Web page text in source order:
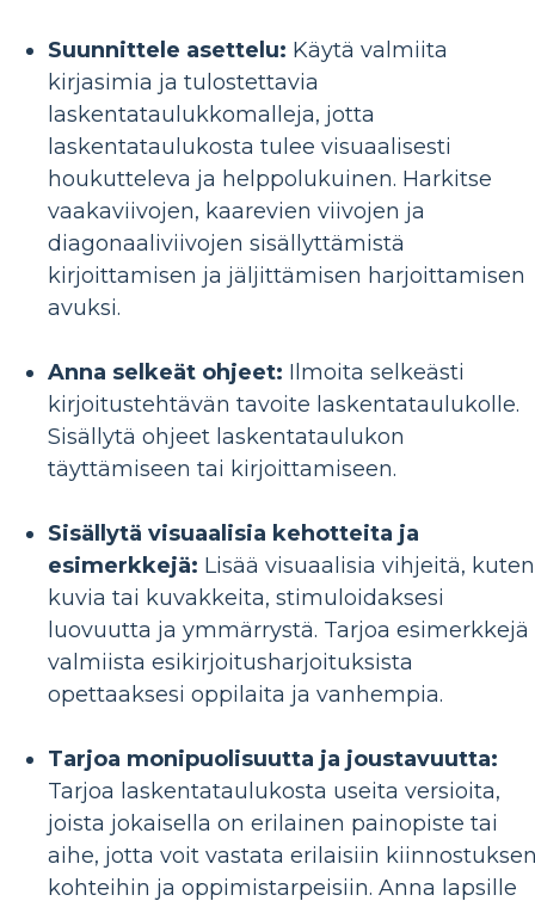
Suunnittele asettelu: Käytä valmiita
kirjasimia ja tulostettavia
laskentataulukkomalleja, jotta
laskentataulukosta tulee visuaalisesti
houkutteleva ja helppolukuinen. Harkitse
vaakaviivojen, kaarevien viivojen ja
diagonaaliviivojen sisällyttämistä
kirjoittamisen ja jäljittämisen harjoittamisen
avuksi.
Anna selkeät ohjeet: Ilmoita selkeästi
kirjoitustehtävän tavoite laskentataulukolle.
Sisällytä ohjeet laskentataulukon
täyttämiseen tai kirjoittamiseen.
Sisällytä visuaalisia kehotteita ja
esimerkkejä: Lisää visuaalisia vihjeitä, kuten
kuvia tai kuvakkeita, stimuloidaksesi
luovuutta ja ymmärrystä. Tarjoa esimerkkejä
valmiista esikirjoitusharjoituksista
opettaaksesi oppilaita ja vanhempia.
Tarjoa monipuolisuutta ja joustavuutta:
Tarjoa laskentataulukosta useita versioita,
joista jokaisella on erilainen painopiste tai
aihe, jotta voit vastata erilaisiin
kohteihin ja oppimistarpeisiin. Anna lapsille